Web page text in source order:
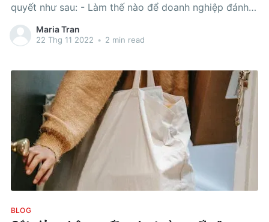
quyết như sau: - Làm thế nào để doanh nghiệp đánh
giá nhân viên một cách toàn diện nhất, từ đó xây
dựng hệ thống chính sách
Maria Tran
22 Thg 11 2022 • 2 min read
BLOG